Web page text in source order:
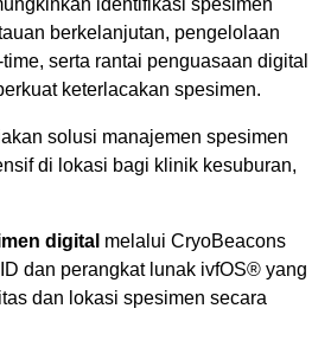
identifikasi spesimen
berkelanjutan, pengelolaan
serta rantai penguasaan digital
keterlacakan spesimen.
solusi manajemen spesimen
di lokasi bagi klinik kesuburan,
digital melalui CryoBeacons
dan perangkat lunak ivfOS® yang
dan lokasi spesimen secara